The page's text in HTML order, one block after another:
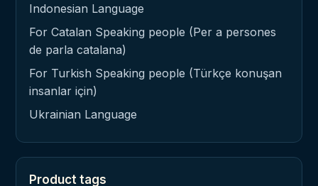
Indonesian Language
For Catalan Speaking people (Per a persones
de parla catalana)
For Turkish Speaking people (Türkçe konuşan
insanlar için)
Ukrainian Language
Product tags